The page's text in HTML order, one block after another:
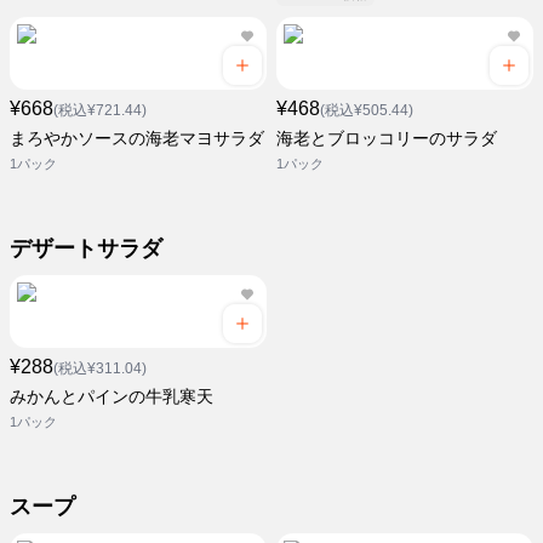
¥668(税込¥721.44)
まろやかソースの海老マヨサラダ
1パック
¥468(税込¥505.44)
海老とブロッコリーのサラダ
1パック
デザートサラダ
¥288(税込¥311.04)
みかんとパインの牛乳寒天
1パック
スープ